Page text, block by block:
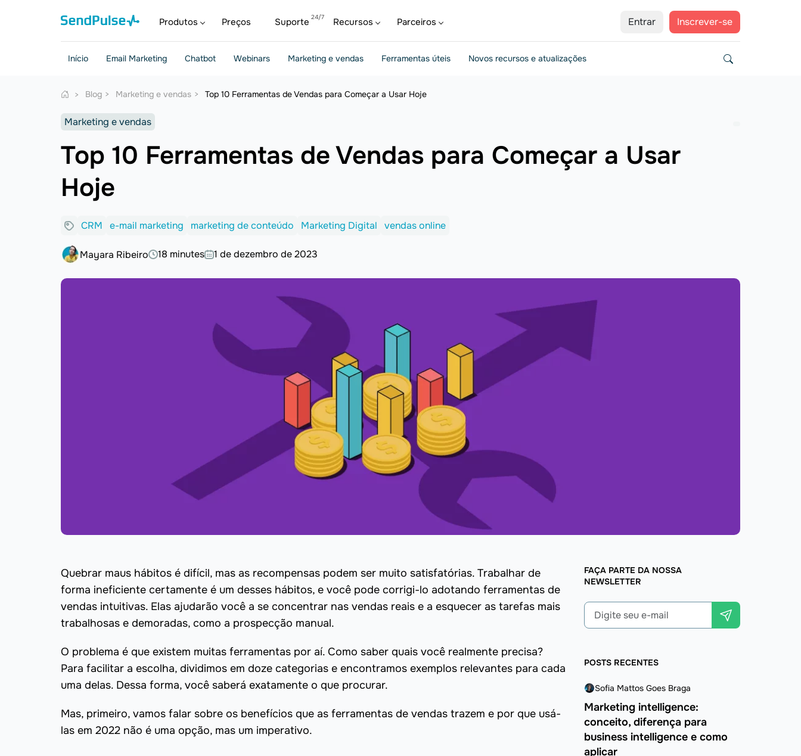
Entrar Inscrever-se
Produtos Preços Suporte Recursos Parceiros
Início Email Marketing Chatbot Webinars Marketing e vendas Ferramentas úteis Novos recursos e atualizações
Blog Marketing e vendas Top 10 Ferramentas de Vendas para Começar a Usar Hoje
Marketing e vendas
Top 10 Ferramentas de Vendas para Começar a Usar
Hoje
CRM e-mail marketing marketing de conteúdo Marketing Digital vendas online
Mayara Ribeiro 18 minutes 1 de dezembro de 2023
Quebrar maus hábitos é difícil, mas as recompensas podem ser muito satisfatórias. Trabalhar de
forma ineficiente certamente é um desses hábitos, e você pode corrigi-lo adotando ferramentas de
vendas intuitivas. Elas ajudarão você a se concentrar nas vendas reais e a esquecer as tarefas mais
trabalhosas e demoradas, como a prospecção manual.
O problema é que existem muitas ferramentas por aí. Como saber quais você realmente precisa?
Para facilitar a escolha, dividimos em doze categorias e encontramos exemplos relevantes para cada
uma delas. Dessa forma, você saberá exatamente o que procurar.
Mas, primeiro, vamos falar sobre os benefícios que as ferramentas de vendas trazem e por que usá-
las em 2022 não é uma opção, mas um imperativo.
FAÇA PARTE DA NOSSA
NEWSLETTER
POSTS RECENTES
Sofia Mattos Goes Braga
Marketing intelligence:
conceito, diferença para
business intelligence e como
aplicar